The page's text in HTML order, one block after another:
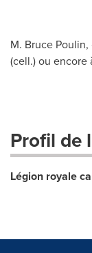
M. Bruce
(cell.) ou encore
Profil de
Légion royale